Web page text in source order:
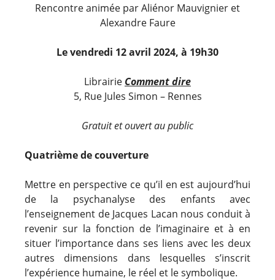
Rencontre animée par Aliénor Mauvignier et
Alexandre Faure
Le vendredi 12 avril 2024, à 19h30
Librairie Comment dire
5, Rue Jules Simon – Rennes
Gratuit et ouvert au public
Quatrième de couverture
Mettre en perspective ce qu’il en est aujourd’hui
de la psychanalyse des enfants avec
l’enseignement de Jacques Lacan nous conduit à
revenir sur la fonction de l’imaginaire et à en
situer l’importance dans ses liens avec les deux
autres dimensions dans lesquelles s’inscrit
l’expérience humaine, le réel et le symbolique.